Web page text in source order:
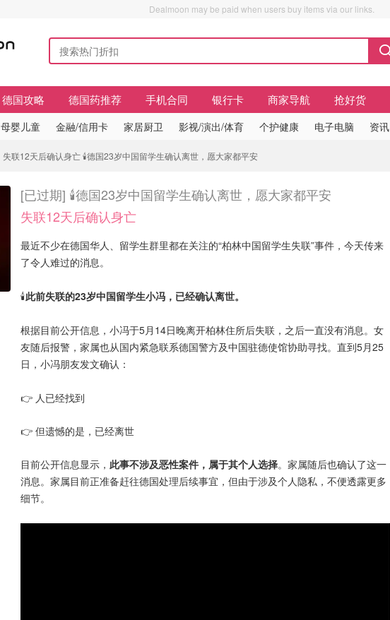
Dealmoon may be paid when users buy items via our links.
德国攻略 德国药推荐 手机合同 银行卡 商家导航 抢好货
母婴儿童 金融/信用卡 家居厨卫 影视/演出/体育 个护健康 电子电脑 资讯
失联12天后确认身亡 🕯️德国23岁中国留学生确认离世，愿大家都平安
[已过期] 🕯️德国23岁中国留学生确认离世，愿大家都平安
失联12天后确认身亡
最近不少在德国华人、留学生群里都在关注的“柏林中国留学生失联”事件，今天传来
了令人难过的消息。
🕯️此前失联的23岁中国留学生小冯，已经确认离世。
根据目前公开信息，小冯于5月14日晚离开柏林住所后失联，之后一直没有消息。女
友随后报警，家属也从国内紧急联系德国警方及中国驻德使馆协助寻找。直到5月25
日，小冯朋友发文确认：
👉 人已经找到
👉 但遗憾的是，已经离世
目前公开信息显示， 此事不涉及恶性案件，属于其个人选择。家属随后也确认了这一
消息。家属目前正准备赶往德国处理后续事宜，但由于涉及个人隐私，不便透露更多
细节。